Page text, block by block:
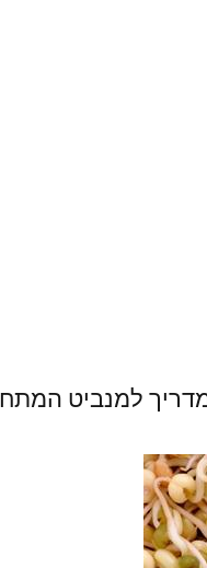
למנביט